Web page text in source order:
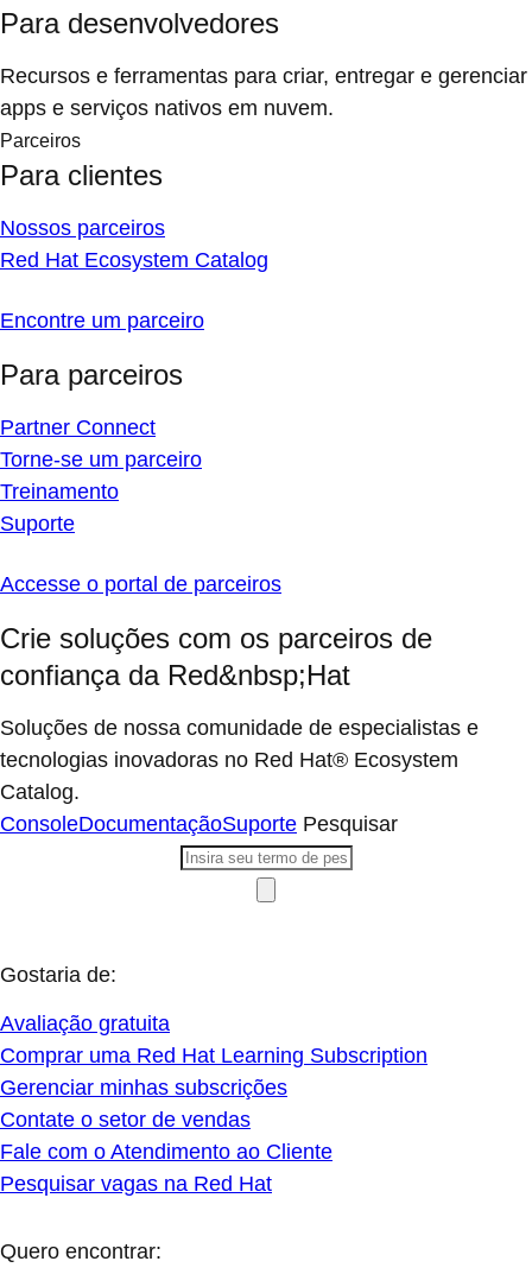
Para desenvolvedores
Recursos e ferramentas para criar, entregar e gerenciar
apps e serviços nativos em nuvem.
Parceiros
Para clientes
Nossos parceiros
Red Hat Ecosystem Catalog
Encontre um parceiro
Para parceiros
Partner Connect
Torne-se um parceiro
Treinamento
Suporte
Accesse o portal de parceiros
Crie soluções com os parceiros de
confiança da Red&nbsp;Hat
Soluções de nossa comunidade de especialistas e
tecnologias inovadoras no Red Hat® Ecosystem
Catalog.
ConsoleDocumentaçãoSuporte Pesquisar
Gostaria de:
Avaliação gratuita
Comprar uma Red Hat Learning Subscription
Gerenciar minhas subscrições
Contate o setor de vendas
Fale com o Atendimento ao Cliente
Pesquisar vagas na Red Hat
Quero encontrar: